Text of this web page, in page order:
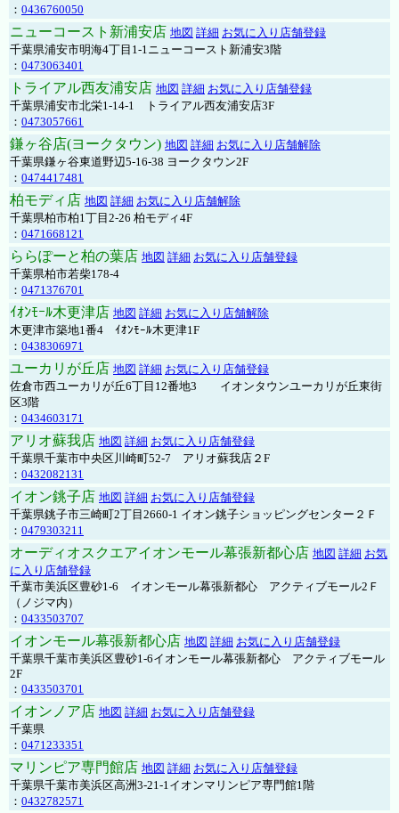
： 0436760050
ニューコースト新浦安店 地図 詳細 お気に入り店舗登録
千葉県浦安市明海4丁目1-1ニューコースト新浦安3階
： 0473063401
トライアル西友浦安店 地図 詳細 お気に入り店舗登録
千葉県浦安市北栄1-14-1 トライアル西友浦安店3F
： 0473057661
鎌ヶ谷店(ヨークタウン) 地図 詳細 お気に入り店舗解除
千葉県鎌ヶ谷東道野辺5-16-38 ヨークタウン2F
： 0474417481
柏モディ店 地図 詳細 お気に入り店舗解除
千葉県柏市柏1丁目2-26 柏モディ4F
： 0471668121
ららぽーと柏の葉店 地図 詳細 お気に入り店舗登録
千葉県柏市若柴178-4
： 0471376701
ｲｵﾝﾓｰﾙ木更津店 地図 詳細 お気に入り店舗解除
木更津市築地1番4 ｲｵﾝﾓｰﾙ木更津1F
： 0438306971
ユーカリが丘店 地図 詳細 お気に入り店舗登録
佐倉市西ユーカリが丘6丁目12番地3 イオンタウンユーカリが丘東街
区3階
： 0434603171
アリオ蘇我店 地図 詳細 お気に入り店舗登録
千葉県千葉市中央区川崎町52-7 アリオ蘇我店２F
： 0432082131
イオン銚子店 地図 詳細 お気に入り店舗登録
千葉県銚子市三崎町2丁目2660-1 イオン銚子ショッピングセンター２Ｆ
： 0479303211
オーディオスクエアイオンモール幕張新都心店 地図 詳細 お気
に入り店舗登録
千葉市美浜区豊砂1-6 イオンモール幕張新都心 アクティブモール2Ｆ
（ノジマ内）
： 0433503707
イオンモール幕張新都心店 地図 詳細 お気に入り店舗登録
千葉県千葉市美浜区豊砂1-6イオンモール幕張新都心 アクティブモール
2F
： 0433503701
イオンノア店 地図 詳細 お気に入り店舗登録
千葉県
： 0471233351
マリンピア専門館店 地図 詳細 お気に入り店舗登録
千葉県千葉市美浜区高洲3-21-1イオンマリンピア専門館1階
： 0432782571